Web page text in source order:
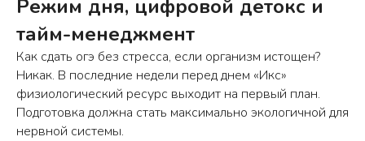
Режим дня, цифровой детокс и
тайм-менеджмент
Как сдать огэ без стресса, если организм истощен?
Никак. В последние недели перед днем «Икс»
физиологический ресурс выходит на первый план.
Подготовка должна стать максимально экологичной для
нервной системы.